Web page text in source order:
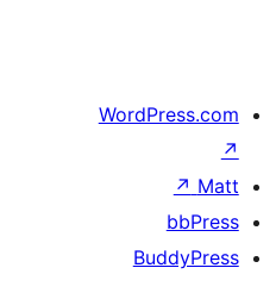
WordPress.com
↗
Matt
↗
bbPress
BuddyPress